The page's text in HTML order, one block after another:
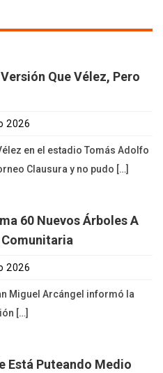
Que Vélez, Pero
2026
en el estadio Tomás Adolfo
Clausura y no pudo […]
60 Nuevos Árboles A
Comunitaria
2026
Miguel Arcángel informó la
[…]
Está Puteando Medio